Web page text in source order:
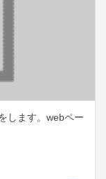
します。webペー